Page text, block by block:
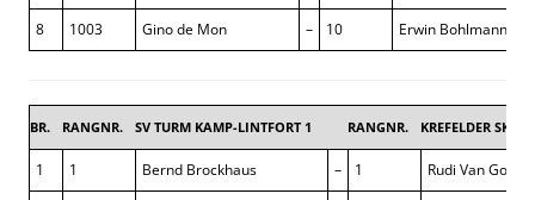
8 1003 Gino de Mon – 10 Erwin Bohlmann
BR. RANGNR. SV TURM KAMP-LINTFORT 1 RANGNR. KREFELDER SK
1 1 Bernd Brockhaus – 1 Rudi Van Gool